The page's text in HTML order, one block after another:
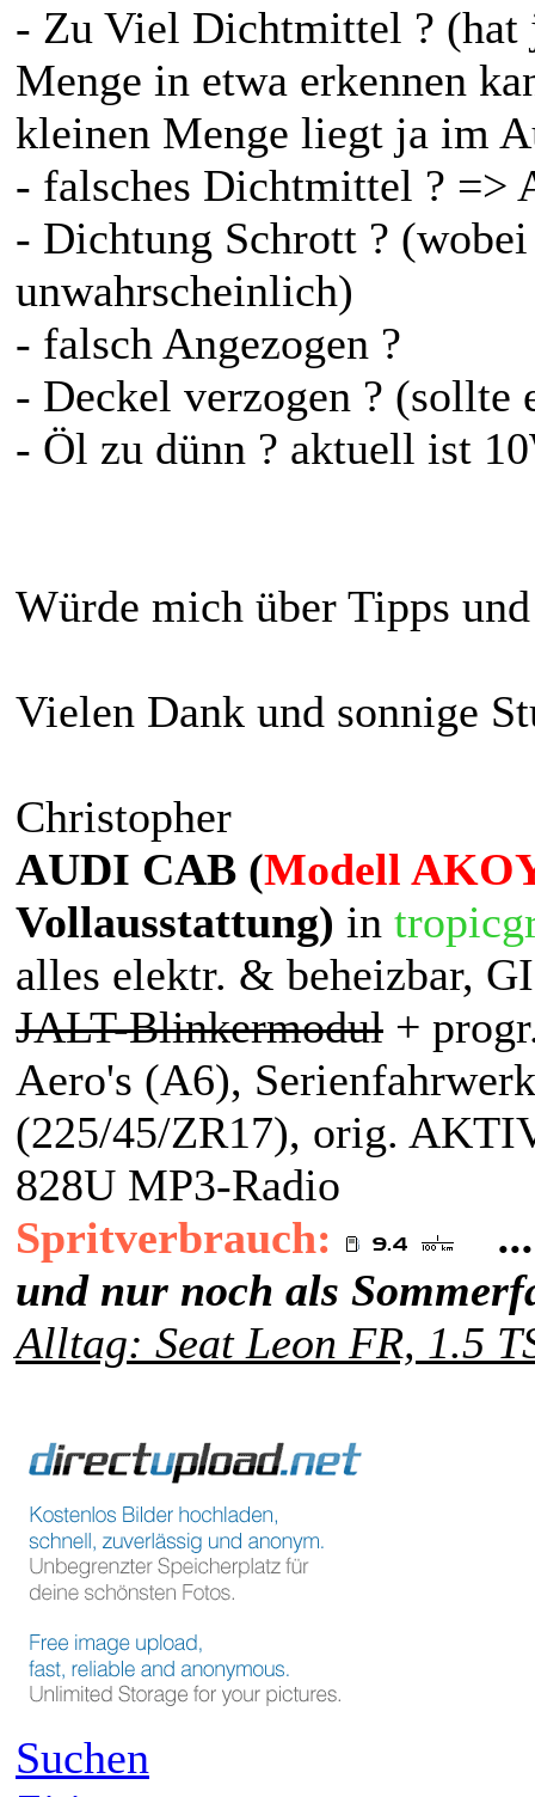
- Zu Viel Dichtmittel ? (hat
Menge in etwa erkennen
kleinen Menge liegt ja im
- falsches Dichtmittel ? =>
- Dichtung Schrott ?
unwahrscheinlich)
- falsch Angezogen ?
- Deckel verzogen ?
- Öl zu dünn ? aktuell ist
Würde mich über Tipps
Vielen Dank und sonnige
Christopher
AUDI CAB (Modell
Vollausstattung) in
alles elektr. & beheizbar,
JALT-Blinkermodul +
Aero's (A6),
(225/45/ZR17), orig.
828U MP3-Radio
Spritverbrauch:
und nur noch als
Alltag: Seat Leon FR, 1.5
Suchen